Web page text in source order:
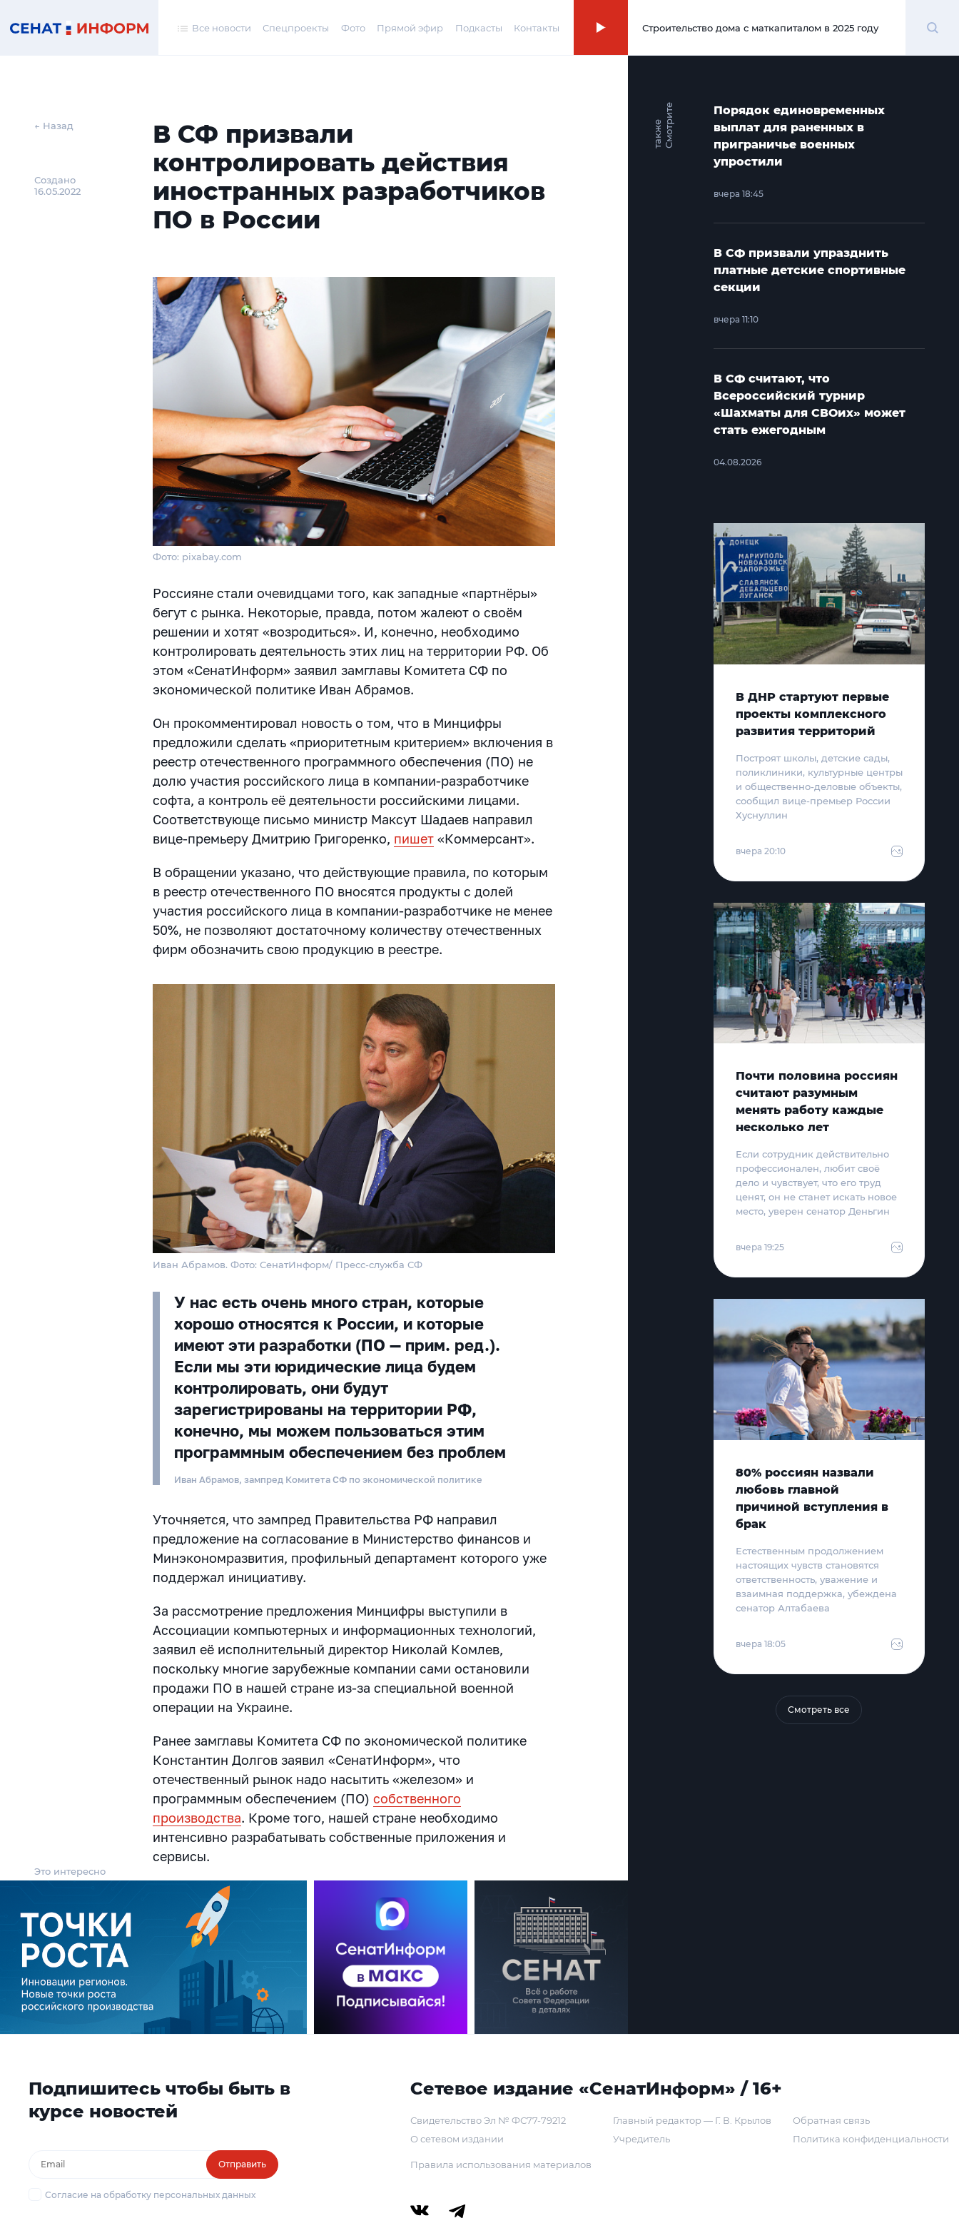
Все новости Спецпроекты Фото Прямой эфир Подкасты Контакты 00:00
Строительство дома с маткапиталом в 2025 году
← Назад
Создано
16.05.2022
В СФ призвали
контролировать действия
иностранных разработчиков
ПО в России
Фото: pixabay.com
Россияне стали очевидцами того, как западные «партнёры»
бегут с рынка. Некоторые, правда, потом жалеют о своём
решении и хотят «возродиться». И, конечно, необходимо
контролировать деятельность этих лиц на территории РФ. Об
этом «СенатИнформ» заявил замглавы Комитета СФ по
экономической политике Иван Абрамов.
Он прокомментировал новость о том, что в Минцифры
предложили сделать «приоритетным критерием» включения в
реестр отечественного программного обеспечения (ПО) не
долю участия российского лица в компании-разработчике
софта, а контроль её деятельности российскими лицами.
Соответствующе письмо министр Максут Шадаев направил
вице-премьеру Дмитрию Григоренко, пишет «Коммерсант».
В обращении указано, что действующие правила, по которым
в реестр отечественного ПО вносятся продукты с долей
участия российского лица в компании-разработчике не менее
50%, не позволяют достаточному количеству отечественных
фирм обозначить свою продукцию в реестре.
Иван Абрамов. Фото: СенатИнформ/ Пресс-служба СФ
У нас есть очень много стран, которые
хорошо относятся к России, и которые
имеют эти разработки (ПО — прим. ред.).
Если мы эти юридические лица будем
контролировать, они будут
зарегистрированы на территории РФ,
конечно, мы можем пользоваться этим
программным обеспечением без проблем
Иван Абрамов, зампред Комитета СФ по экономической политике
Уточняется, что зампред Правительства РФ направил
предложение на согласование в Министерство финансов и
Минэкономразвития, профильный департамент которого уже
поддержал инициативу.
За рассмотрение предложения Минцифры выступили в
Ассоциации компьютерных и информационных технологий,
заявил её исполнительный директор Николай Комлев,
поскольку многие зарубежные компании сами остановили
продажи ПО в нашей стране из-за специальной военной
операции на Украине.
Ранее замглавы Комитета СФ по экономической политике
Константин Долгов заявил «СенатИнформ», что
отечественный рынок надо насытить «железом» и
программным обеспечением (ПО)собственного
производства. Кроме того, нашей стране необходимо
интенсивно разрабатывать собственные приложения и
сервисы.
Это интересно
С
м
о
т
р и
т
е
т
а
к
ж
е
Порядок единовременных
выплат для раненных в
приграничье военных
упростили
вчера 18:45
В СФ призвали упразднить
платные детские спортивные
секции
вчера 11:10
В СФ считают, что
Всероссийский турнир
«Шахматы для СВОих» может
стать ежегодным
04.08.2026
В ДНР стартуют первые
проекты комплексного
развития территорий
Построят школы, детские сады,
поликлиники, культурные центры
и общественно-деловые объекты,
сообщил вице-премьер России
Хуснуллин
вчера 20:10
Почти половина россиян
считают разумным
менять работу каждые
несколько лет
Если сотрудник действительно
профессионален, любит своё
дело и чувствует, что его труд
ценят, он не станет искать новое
место, уверен сенатор Деньгин
вчера 19:25
80% россиян назвали
любовь главной
причиной вступления в
брак
Естественным продолжением
настоящих чувств становятся
ответственность, уважение и
взаимная поддержка, убеждена
сенатор Алтабаева
вчера 18:05
Смотреть все
Подпишитесь чтобы быть в
курсе новостей
Отправить
Согласие на обработку персональных данных
Сетевое издание «СенатИнформ» / 16+
Свидетельство Эл № ФС77-79212
О сетевом издании
Главный редактор — Г. В. Крылов
Учредитель
Обратная связь
Политика конфиденциальности
Правила использования материалов